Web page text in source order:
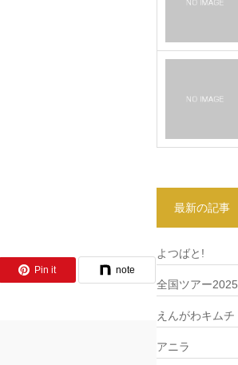
Pin it note
最新の記事
よつばと!
全国ツアー2025
えんがわキムチ
アニラ